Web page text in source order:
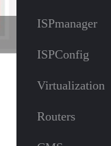
ISPmanager
ISPConfig
Virtualization
Routers